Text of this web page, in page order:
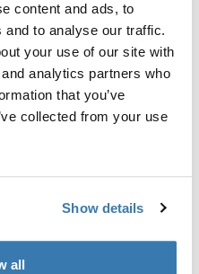
content and ads, to
to analyse our traffic.
your use of our site with
analytics partners who
that you’ve
collected from your use
Show details
all